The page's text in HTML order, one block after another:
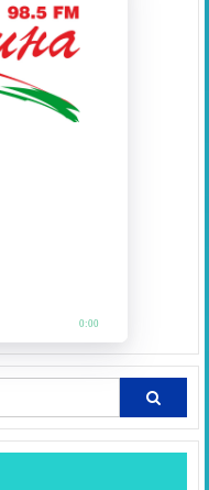
0:00